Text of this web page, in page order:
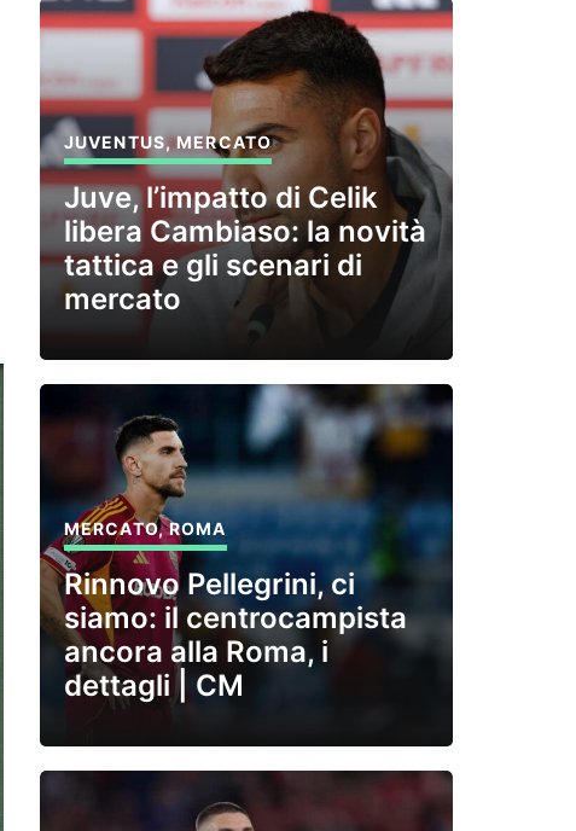
JUVENTUS,MERCATO
Juve, l’impatto di Celik
libera Cambiaso: la novità
tattica e gli scenari di
mercato
MERCATO,ROMA
Rinnovo Pellegrini, ci
siamo: il centrocampista
ancora alla Roma, i
dettagli | CM